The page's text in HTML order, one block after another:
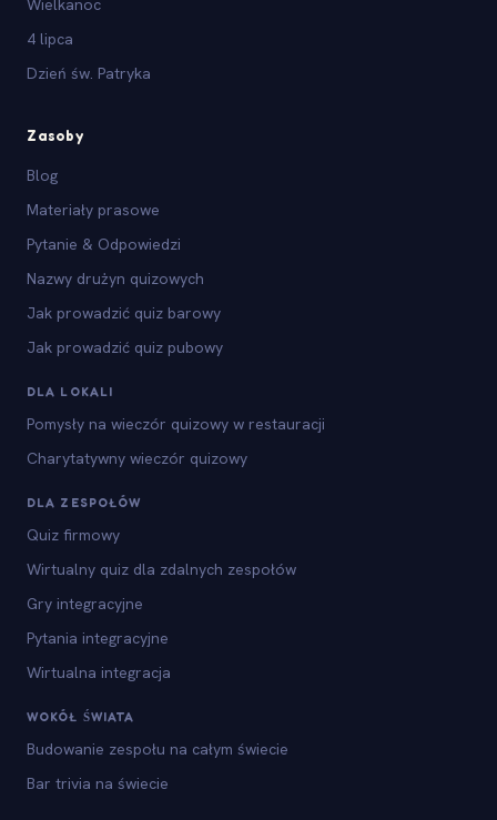
Wielkanoc
4 lipca
Dzień św. Patryka
Zasoby
Blog
Materiały prasowe
Pytanie & Odpowiedzi
Nazwy drużyn quizowych
Jak prowadzić quiz barowy
Jak prowadzić quiz pubowy
DLA LOKALI
Pomysły na wieczór quizowy w restauracji
Charytatywny wieczór quizowy
DLA ZESPOŁÓW
Quiz firmowy
Wirtualny quiz dla zdalnych zespołów
Gry integracyjne
Pytania integracyjne
Wirtualna integracja
WOKÓŁ ŚWIATA
Budowanie zespołu na całym świecie
Bar trivia na świecie